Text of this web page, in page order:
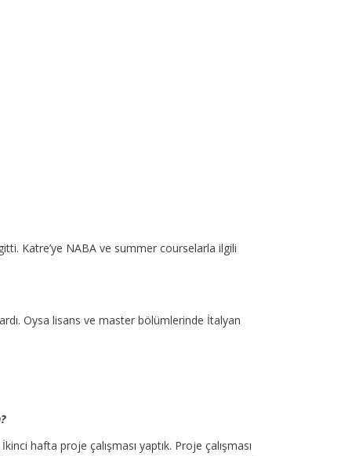
Katre’ye NABA ve summer courselarla ilgili
Oysa lisans ve master bölümlerinde İtalyan
hafta proje çalışması yaptık. Proje çalışması